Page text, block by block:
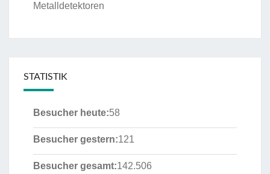
Metalldetektoren
STATISTIK
Besucher heute:58
Besucher gestern:121
Besucher gesamt:142.506